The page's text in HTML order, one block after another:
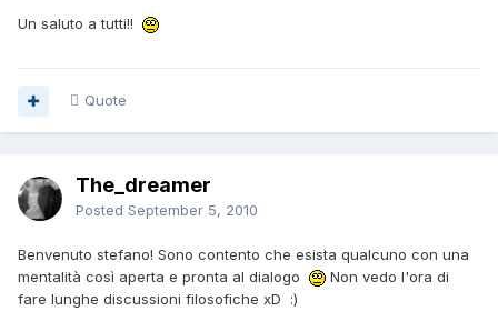
Un saluto a tutti!!
Quote
The_dreamer
Posted September 5, 2010
Benvenuto stefano! Sono contento che esista qualcuno con una
mentalità così aperta e pronta al dialogo
Non vedo l'ora di
fare lunghe discussioni filosofiche xD :)